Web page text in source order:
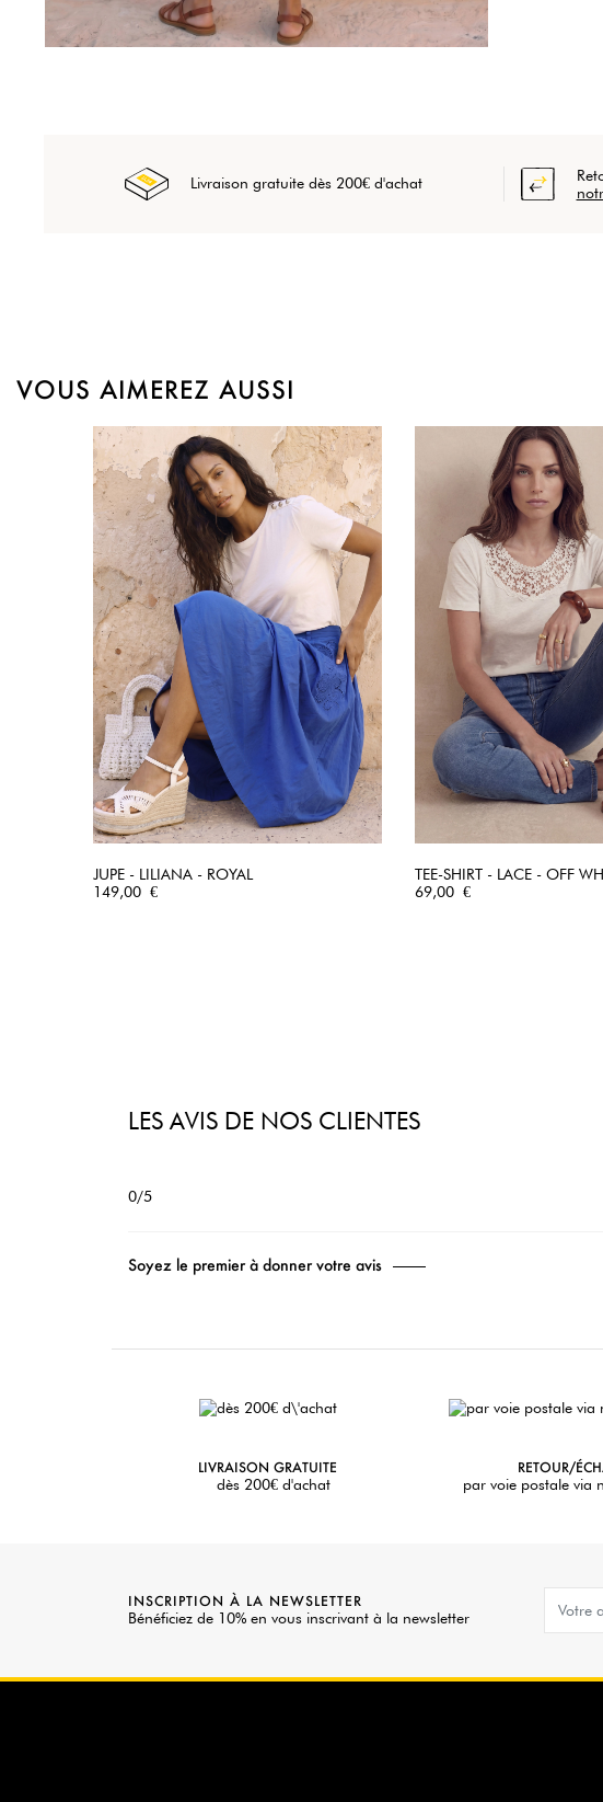
Livraison gratuite dès 200€ d'achat
VOUS AIMEREZ AUSSI
JUPE - LILIANA - ROYAL
Prix
149,00 €
TEE-SHIRT - LACE - OFF
Prix
69,00 €
LES AVIS DE NOS CLIENTES
0/5
Soyez le premier à donner votre avis
LIVRAISON GRATUITE
dès 200€ d'achat
RETOUR/
par voie postale via
INSCRIPTION À LA NEWSLETTER
Bénéficiez de 10% en vous inscrivant à la newsletter